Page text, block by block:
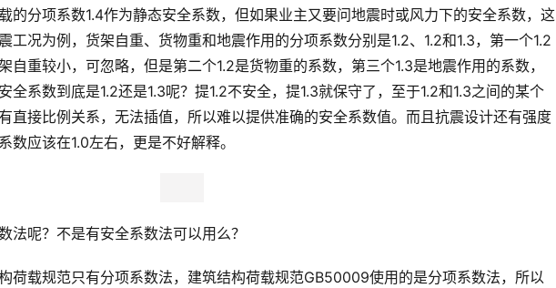
的分项系数1.4作为静态安全系数，但如果业主又要问地震时或风力下的安全系数，这
工况为例，货架自重、货物重和地震作用的分项系数分别是1.2、1.2和1.3，第一个1.2
自重较小，可忽略，但是第二个1.2是货物重的系数，第三个1.3是地震作用的系数，
全系数到底是1.2还是1.3呢？提1.2不安全，提1.3就保守了，至于1.2和1.3之间的某个
直接比例关系，无法插值，所以难以提供准确的安全系数值。而且抗震设计还有强度
数应该在1.0左右，更是不好解释。
法呢？不是有安全系数法可以用么？
荷载规范只有分项系数法，建筑结构荷载规范GB50009使用的是分项系数法，所以